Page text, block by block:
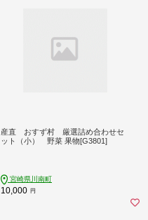
産直 おすず村 厳選詰め合わせセ
ット（小） 野菜 果物[G3801]
宮崎県川南町
10,000 円